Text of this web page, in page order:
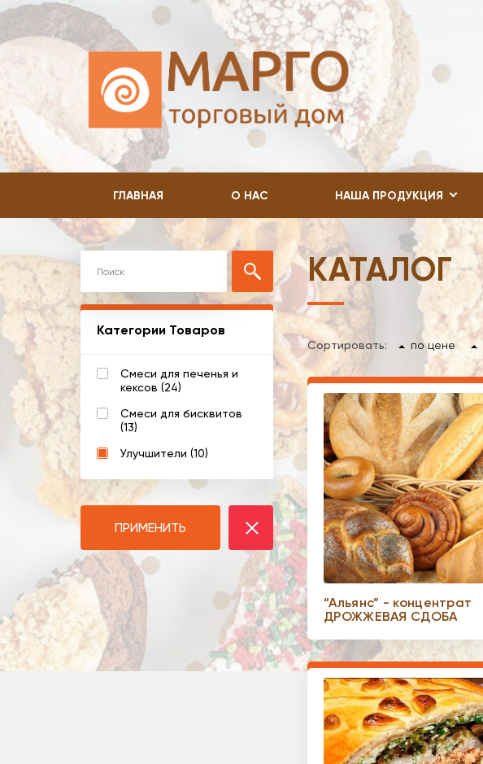
ГЛАВНАЯ О НАС НАША ПРОДУКЦИЯ
Категории Товаров
Смеси для печенья и
кексов (24)
Смеси для бисквитов
(13)
Улучшители (10)
ПРИМЕНИТЬ
КАТАЛОГ
Сортировать: по цене
“Альянс” - концентрат
ДРОЖЖЕВАЯ СДОБА